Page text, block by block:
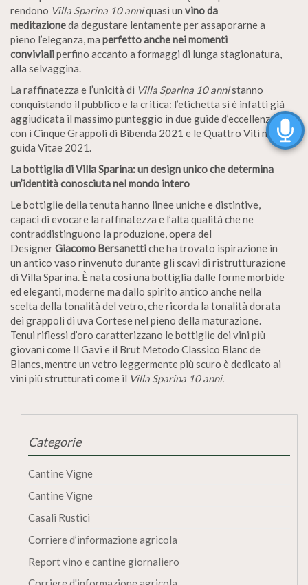
rendono Villa Sparina 10 anniquasi un vino da
meditazioneda degustare lentamente per assaporarne a
pieno l’eleganza, ma perfetto anche nei momenti
convivialiperfino accanto a formaggi di lunga stagionatura,
alla selvaggina.
La raffinatezza e l’unicità di Villa Sparina 10 annistanno
conquistando il pubblico e la critica: l’etichetta si è infatti già
aggiudicata il massimo punteggio in due guide d’eccellenza,
con i Cinque Grappoli di Bibenda 2021 e le Quattro Viti nella
guida Vitae 2021.
La bottiglia di Villa Sparina: un design unico che determina
un’identità conosciuta nel mondo intero
Le bottiglie della tenuta hanno linee uniche e distintive,
capaci di evocare la raffinatezza e l’alta qualità che ne
contraddistinguono la produzione, opera del
DesignerGiacomo Bersanettiche ha trovato ispirazione in
un antico vaso rinvenuto durante gli scavi di ristrutturazione
di Villa Sparina. È nata così una bottiglia dalle forme morbide
ed eleganti, moderne ma dallo spirito antico anche nella
scelta della tonalità del vetro, che ricorda la tonalità dorata
dei grappoli di uva Cortese nel pieno della maturazione.
Tenui riflessi d’oro caratterizzano le bottiglie dei vini più
giovani come Il Gavi e il Brut Metodo Classico Blanc de
Blancs, mentre un vetro leggermente più scuro è dedicato ai
vini più strutturati come il Villa Sparina 10 anni.
Categorie
Cantine Vigne
Cantine Vigne
Casali Rustici
Corriere d’informazione agricola
Report vino e cantine giornaliero